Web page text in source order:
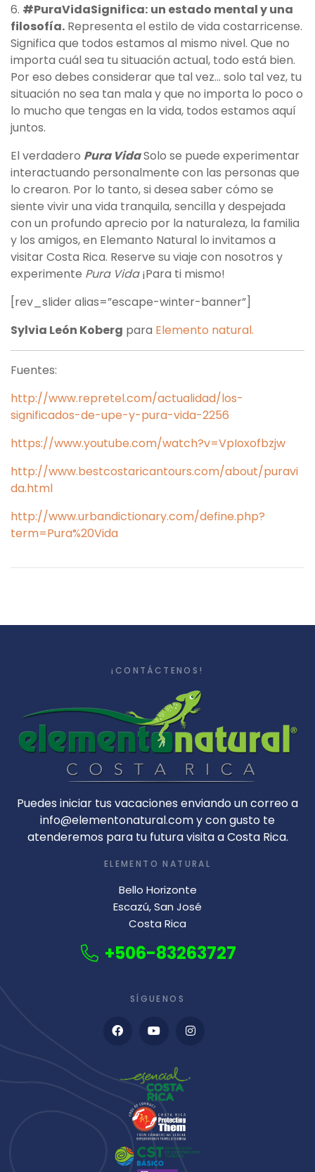
6. #PuraVidaSignifica: un estado mental y una
filosofía. Representa el estilo de vida costarricense.
Significa que todos estamos al mismo nivel. Que no
importa cuál sea tu situación actual, todo está bien.
Por eso debes considerar que tal vez... solo tal vez, tu
situación no sea tan mala y que no importa lo poco o
lo mucho que tengas en la vida, todos estamos aquí
juntos.
El verdadero Pura VidaSolo se puede experimentar
interactuando personalmente con las personas que
lo crearon. Por lo tanto, si desea saber cómo se
siente vivir una vida tranquila, sencilla y despejada
con un profundo aprecio por la naturaleza, la familia
y los amigos, en Elemanto Natural lo invitamos a
visitar Costa Rica. Reserve su viaje con nosotros y
experimente Pura Vida¡Para ti mismo!
[rev_slider alias=”escape-winter-banner”]
Sylvia León Koberg para Elemento natural.
Fuentes:
http://www.repretel.com/actualidad/los-
significados-de-upe-y-pura-vida-2256
https://www.youtube.com/watch?v=VpIoxofbzjw
http://www.bestcostaricantours.com/about/puravi
da.html
http://www.urbandictionary.com/define.php?
term=Pura%20Vida
¡CONTÁCTENOS!
Puedes iniciar tus vacaciones enviando un correo a
info@elementonatural.com y con gusto te
atenderemos para tu futura visita a Costa Rica.
ELEMENTO NATURAL
Bello Horizonte
Escazú, San José
Costa Rica
+506-83263727
SÍGUENOS